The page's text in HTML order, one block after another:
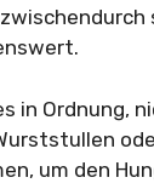
in Ordnung,
um den